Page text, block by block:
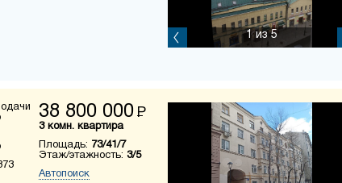
1из 5
38 800 000 Р
3 комн. квартира
Площадь: 73/41/7
Этаж/этажность: 3/5
Автопоиск